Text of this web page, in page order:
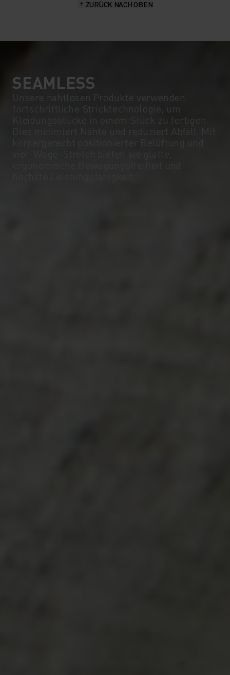
ZURÜCK NACH OBEN
SEAMLESS
Unsere nahtlosen Produkte verwenden
fortschrittliche Stricktechnologie, um
Kleidungsstücke in einem Stück zu fertigen.
Dies minimiert Nähte und reduziert Abfall. Mit
körpergerecht positionierter Belüftung und